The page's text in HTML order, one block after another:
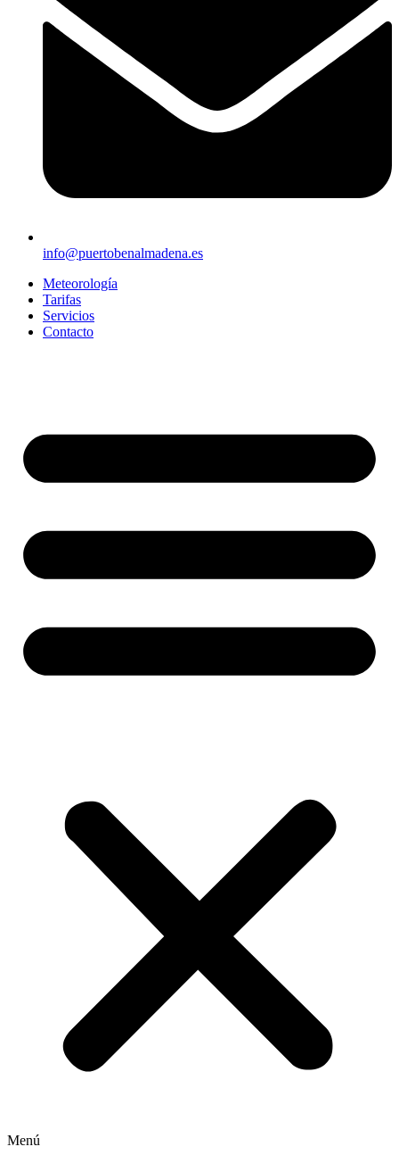
info@puertobenalmadena.es
Meteorología
Tarifas
Servicios
Contacto
Menú